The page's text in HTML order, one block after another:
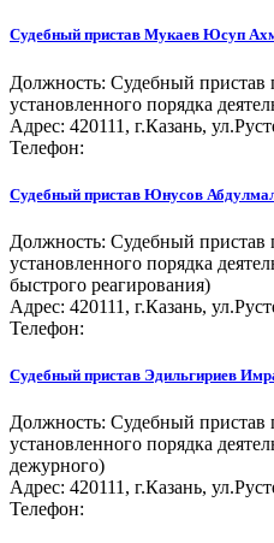
Судебный пристав Мукаев Юсуп
Должность: Судебный пристав
установленного порядка
Адрес: 420111, г.Казань,
Телефон:
Судебный пристав Юнусов
Должность: Судебный пристав
установленного порядка
быстрого реагирования)
Адрес: 420111, г.Казань,
Телефон:
Судебный пристав Эдильгириев
Должность: Судебный пристав
установленного порядка
дежурного)
Адрес: 420111, г.Казань,
Телефон: